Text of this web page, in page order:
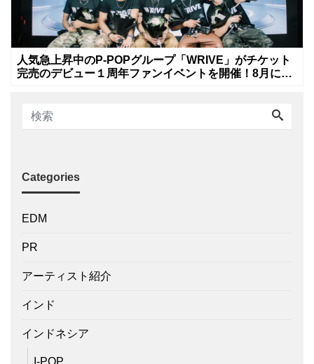
人気急上昇中のP-POPグループ「WRIVE」がチケット
完売のデビュー１周年ファンイベントを開催！8月に新
Categories
EDM
PR
アーティスト紹介
インド
インドネシア